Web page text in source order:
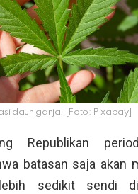
daun ganja. [Foto: Pixabay]
Republikan
batasan saja akan
sedikit sendi di